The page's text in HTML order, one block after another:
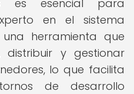
es esencial para
en el sistema
herramienta que
distribuir y gestionar
lo que facilita
de desarrollo